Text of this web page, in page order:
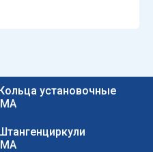
установочные